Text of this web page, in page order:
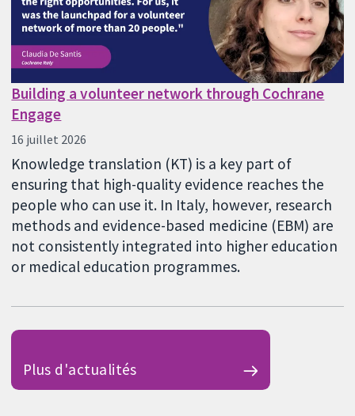
Building a volunteer network through Cochrane
Engage
16 juillet 2026
Knowledge translation (KT) is a key part of
ensuring that high-quality evidence reaches the
people who can use it. In Italy, however, research
methods and evidence-based medicine (EBM) are
not consistently integrated into higher education
or medical education programmes.
Plus d'actualités